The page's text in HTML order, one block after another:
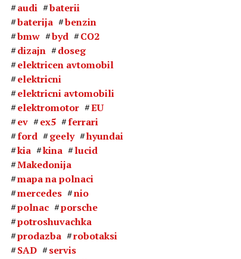
audi
baterii
baterija
benzin
bmw
byd
CO2
dizajn
doseg
elektricen avtomobil
elektricni
elektricni avtomobili
elektromotor
EU
ev
ex5
ferrari
ford
geely
hyundai
kia
kina
lucid
Makedonija
mapa na polnaci
mercedes
nio
polnac
porsche
potroshuvachka
prodazba
robotaksi
SAD
servis